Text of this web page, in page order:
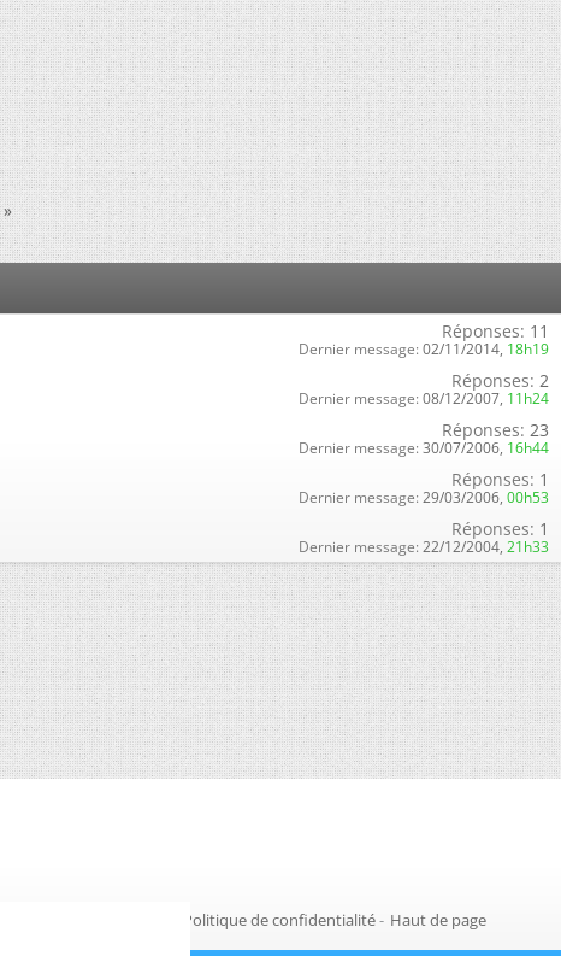
»
Réponses: 11
Dernier message: 02/11/2014, 18h19
Réponses: 2
Dernier message: 08/12/2007, 11h24
Réponses: 23
Dernier message: 30/07/2006, 16h44
Réponses: 1
Dernier message: 29/03/2006, 00h53
Réponses: 1
Dernier message: 22/12/2004, 21h33
Politique de confidentialité- Haut de page